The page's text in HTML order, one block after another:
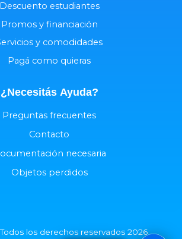
Descuento estudiantes
Promos y financiación
y comodidades
Pagá como quieras
¿Necesitás Ayuda?
Preguntas frecuentes
Contacto
necesaria
Objetos perdidos
los derechos reservados 2026